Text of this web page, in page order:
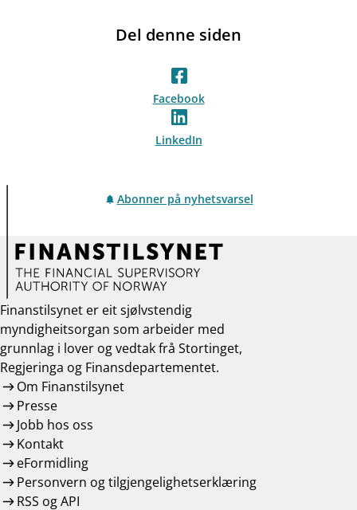
Del denne siden
Facebook
LinkedIn
Abonner på nyhetsvarsel
Finanstilsynet er eit sjølvstendig
myndigheitsorgan som arbeider med
grunnlag i lover og vedtak frå Stortinget,
Regjeringa og Finansdepartementet.
Om Finanstilsynet
Presse
Jobb hos oss
Kontakt
eFormidling
Personvern og tilgjengelighetserklæring
RSS og API